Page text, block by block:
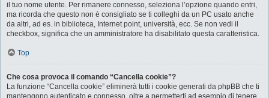
il tuo nome utente. Per rimanere connesso, seleziona l’opzione quando entri,
ma ricorda che questo non è consigliato se ti colleghi da un PC usato anche
da altri, ad es. in biblioteca, Internet point, università, ecc. Se non vedi il
checkbox, significa che un amministratore ha disabilitato questa caratteristica.
Top
Che cosa provoca il comando “Cancella cookie”?
La funzione “Cancella cookie” eliminerà tutti i cookie generati da phpBB che ti
mantengono autenticato e connesso, oltre a permetterti ad esempio di tenere